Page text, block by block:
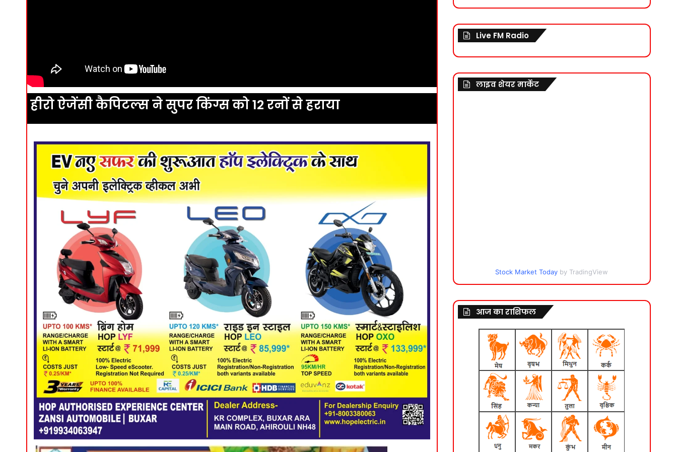
हीरो ऐजेंसी कैपिटल्स ने सुपर किंग्स को 12 रनों से हराया
Live FM Radio
लाइव शेयर मार्केट
Stock Market Today by TradingView
आज का राशिफल